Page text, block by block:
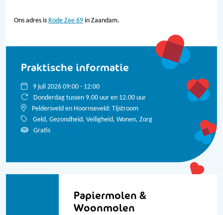
Ons adres is Rode Zee 69 in Zaandam.
Praktische informatie
9 juli 2026 09:00 - 12:00
Donderdag tussen 9.00 uur en 12.00 uur
Peldersveld en Hoornseveld: Tijstroom
Geld, Gezondheid, Veiligheid, Wonen, Zorg
Gratis
Papiermolen &
Woonmolen